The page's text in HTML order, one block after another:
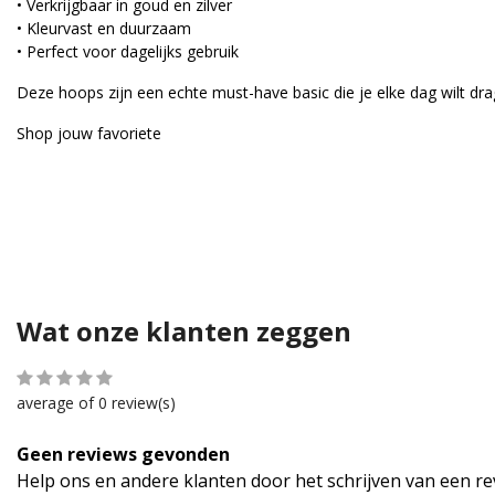
• Verkrijgbaar in goud en zilver
• Kleurvast en duurzaam
• Perfect voor dagelijks gebruik
Deze hoops zijn een echte must-have basic die je elke dag wilt
Shop jouw favoriete
& Zilver – Minimalist
& Waterproofstainless steel
Elegant, tijdloos
op elke lengte te dr...
verschillende formaten
Wat onze klanten zeggen
average of 0 review(s)
Geen reviews gevonden
Help ons en andere klanten door het schrijven van een